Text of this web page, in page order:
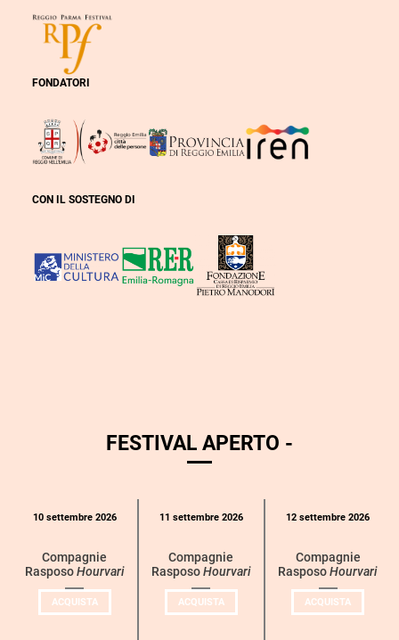
FONDATORI
CON IL SOSTEGNO DI
FESTIVAL APERTO -
Calendario
categoria
10 settembre 2026
Compagnie
RasposoHourvari
ACQUISTAUN
BIGLIETTO
11 settembre 2026
Compagnie
RasposoHourvari
ACQUISTAUN
BIGLIETTO
12 settembre 2026
Compagnie
RasposoHourvari
ACQUISTA
BIGLIETTO